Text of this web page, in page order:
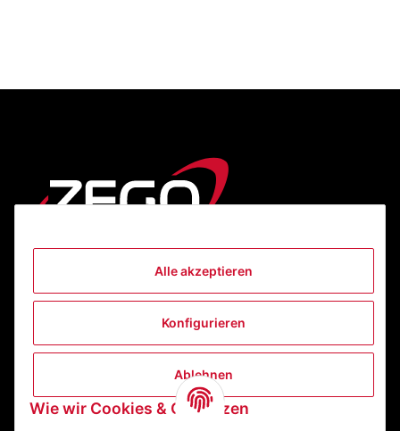
Alle akzeptieren
Konfigurieren
Ablehnen
Wie wir Cookies & Co nutzen
Informationen
ZEGO Textilveredelungszentrum GmbH